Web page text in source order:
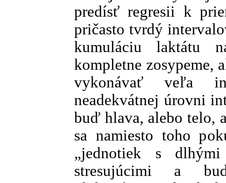
predísť regresii k
pričasto tvrdý
kumuláciu laktátu
kompletne zosypeme,
vykonávať veľa
neadekvátnej úrovni
buď hlava, alebo telo,
sa namiesto toho
„jednotiek s
stresujúcimi a